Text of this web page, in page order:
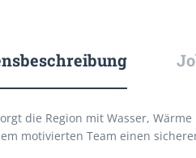
die Region mit Wasser,
motivierten Team einen